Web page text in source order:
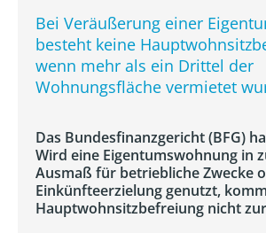
Bei Veräußerung einer
besteht keine
wenn mehr als ein Drittel der
Wohnungsfläche vermietet
Das Bundesfinanzgericht (BFG)
Wird eine Eigentumswohnung in
Ausmaß für betriebliche Zwecke
Einkünfteerzielung genutzt,
Hauptwohnsitzbefreiung nicht